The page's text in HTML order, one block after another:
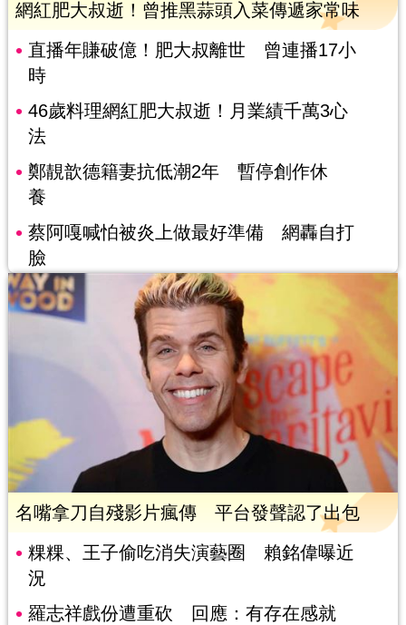
網紅肥大叔逝！曾推黑蒜頭入菜傳遞家常味
直播年賺破億！肥大叔離世 曾連播17小
時
46歲料理網紅肥大叔逝！月業績千萬3心
法
鄭靚歆德籍妻抗低潮2年 暫停創作休
養
蔡阿嘎喊怕被炎上做最好準備 網轟自打
臉
名嘴拿刀自殘影片瘋傳 平台發聲認了出包
粿粿、王子偷吃消失演藝圈 賴銘偉曝近
況
羅志祥戲份遭重砍 回應：有存在感就